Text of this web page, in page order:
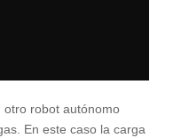
otro robot autónomo
En este caso la carga